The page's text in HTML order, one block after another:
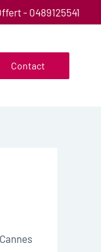
- 0489125541
Contact